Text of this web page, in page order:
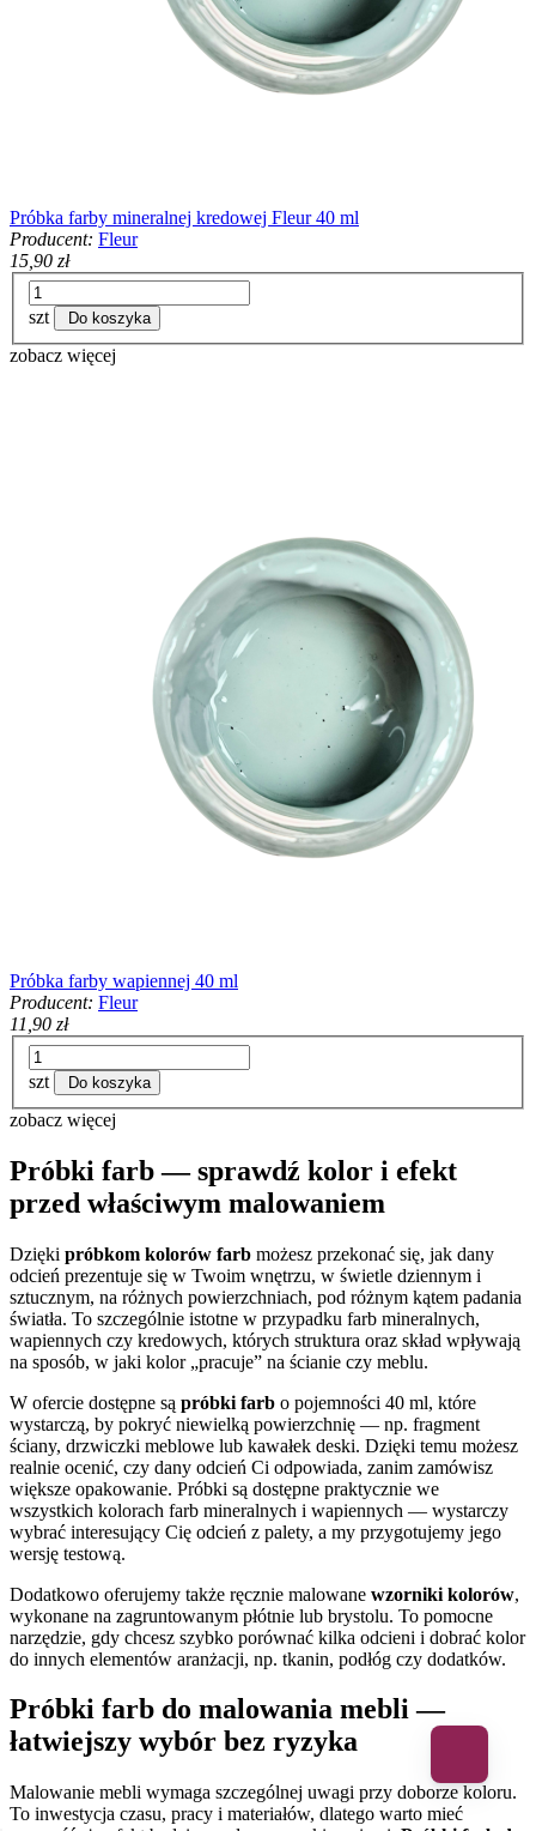
Próbka farby mineralnej kredowej Fleur 40 ml
Producent: Fleur
15,90 zł
szt Do koszyka
zobacz więcej
Próbka farby wapiennej 40 ml
Producent: Fleur
11,90 zł
szt Do koszyka
zobacz więcej
Próbki farb — sprawdź kolor i efekt
przed właściwym malowaniem
Dzięki próbkom kolorów farb możesz przekonać się, jak dany
odcień prezentuje się w Twoim wnętrzu, w świetle dziennym i
sztucznym, na różnych powierzchniach, pod różnym kątem padania
światła. To szczególnie istotne w przypadku farb mineralnych,
wapiennych czy kredowych, których struktura oraz skład wpływają
na sposób, w jaki kolor „pracuje” na ścianie czy meblu.
W ofercie dostępne są próbki farb o pojemności 40 ml, które
wystarczą, by pokryć niewielką powierzchnię — np. fragment
ściany, drzwiczki meblowe lub kawałek deski. Dzięki temu możesz
realnie ocenić, czy dany odcień Ci odpowiada, zanim zamówisz
większe opakowanie. Próbki są dostępne praktycznie we
wszystkich kolorach farb mineralnych i wapiennych — wystarczy
wybrać interesujący Cię odcień z palety, a my przygotujemy jego
wersję testową.
Dodatkowo oferujemy także ręcznie malowane wzorniki kolorów,
wykonane na zagruntowanym płótnie lub brystolu. To pomocne
narzędzie, gdy chcesz szybko porównać kilka odcieni i dobrać kolor
do innych elementów aranżacji, np. tkanin, podłóg czy dodatków.
Próbki farb do malowania mebli —
łatwiejszy wybór bez ryzyka
Malowanie mebli wymaga szczególnej uwagi przy doborze koloru.
To inwestycja czasu, pracy i materiałów, dlatego warto mieć